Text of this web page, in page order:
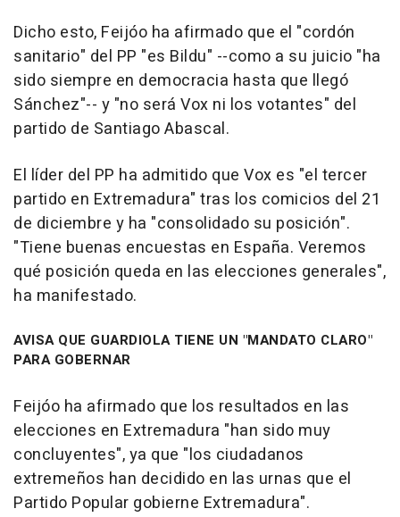
Dicho esto, Feijóo ha afirmado que el "cordón
sanitario" del PP "es Bildu" --como a su juicio "ha
sido siempre en democracia hasta que llegó
Sánchez"-- y "no será Vox ni los votantes" del
partido de Santiago Abascal.
El líder del PP ha admitido que Vox es "el tercer
partido en Extremadura" tras los comicios del 21
de diciembre y ha "consolidado su posición".
"Tiene buenas encuestas en España. Veremos
qué posición queda en las elecciones generales",
ha manifestado.
AVISA QUE GUARDIOLA TIENE UN "MANDATO CLARO"
PARA GOBERNAR
Feijóo ha afirmado que los resultados en las
elecciones en Extremadura "han sido muy
concluyentes", ya que "los ciudadanos
extremeños han decidido en las urnas que el
Partido Popular gobierne Extremadura".